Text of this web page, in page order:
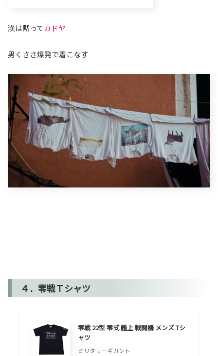
漢は黙ってカドヤ
男くささ爆発で着こなす
４．零戦Ｔシャツ
零戦 22型 零式 艦上 戦闘機 メンズ Tシ
ャツ
ミリタリーギガント